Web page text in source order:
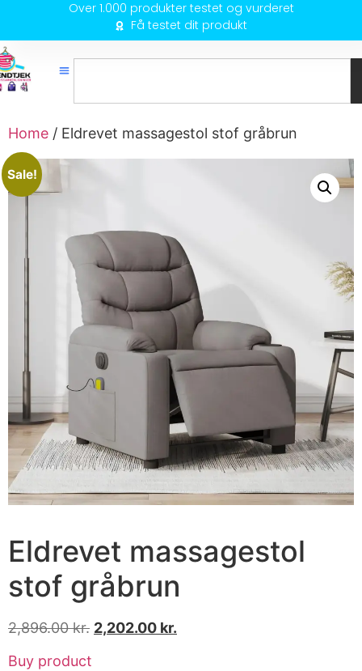
Over 1.000 produkter testet og vurderet
Få testet dit produkt
Home / Eldrevet massagestol stof gråbrun
Sale!
Eldrevet massagestol
stof gråbrun
2,896.00kr. 2,202.00 kr.
Buy product